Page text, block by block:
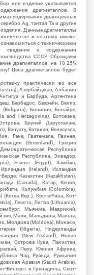
или изделие указывается
драгметаллов. В
содержания драгоценных
Ag, тантал Ta и другие
Данные драгметаллы
и поэтому имеют
с техническими
сведения о содержании
СССР. Обращаем
драгметаллов на 10-25%
Цена драгметаллов будет
практически во все
Азербайджан, Албания
и Барбуда, Аргентина
Барбадос, Бахрейн, Белиз,
(Bulgaria), Боливия, Бонайре,
and Herzegovina), Ботсвана,
Бруней Даруссалам,
Вануату, Ватикан, Венесуэла,
Гана, Гватемала, Гвинея,
(Greenland), Греция
Республика
Республика, Эквадор,
Египет (Egypt), Замбия,
(Ireland), Исландия
Казахстан (Kazakhstan),
(Canada), Катар, Кения,
Колумбия (Colombia),
(Korea Rep.), Коста-Рика, Кот-
Лесото, Литва (Lithuania),
Мьянма, Маврикий,
Мали, Мальдивы, Мальта,
Молдова (Moldova), Монако,
(Nigeria), Нидерланды
(New Zealand), Новая
Острова Кука, Пакистан,
Перу, Южная Африка,
Чад, Руанда, Румыния
Аравия (Saudi Arabia),
Винсент и Гренадины, Сент-